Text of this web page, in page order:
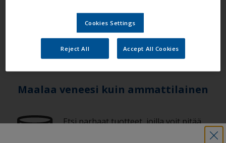
että seos ei täysin kovetu. Tämä vaikuttaa
kestoikään.
Maalaa veneesi kuin ammattilainen
Etsi parhaat tuotteet, joilla voit pitää
Cookies Settings
Reject All Accept All Cookies